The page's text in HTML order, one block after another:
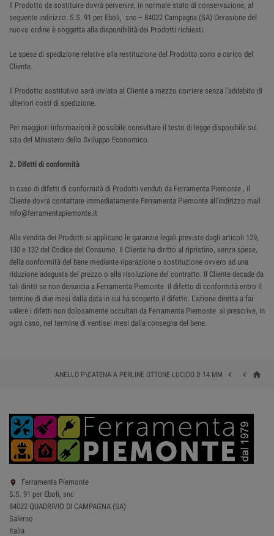
Il Prodotto da sostituire dovrà pervenire, in normale stato di conservazione, al
seguente indirizzo: S.S. 91 per Eboli, snc – 84022 Campagna (SA) L'evasione del
nuovo ordine è soggetta alla disponibilità dei Prodotti richiesti.
Le spese di spedizione relative alla restituzione del Prodotto sono a carico del
Cliente.
Il Prodotto sostitutivo sarà inviato al Cliente a mezzo corriere senza l'addebito di
ulteriori costi di spedizione.
Per maggiori informazioni è possibile consultare il testo di legge disponibile sul
sito del Ministero dello Sviluppo Economico.
2. Difetti di conformità
In caso di difetti di conformità di Prodotti venduti da Ferramenta Piemonte , il
Cliente dovrà contattare immediatamente Ferramenta Piemonte all'indirizzo mail
info@ferramentapiemonte.it
Alla vendita dei Prodotti si applicano le garanzie legali previste dagli articoli 129,
130 e 132 del Codice del Consumo. Il Cliente ha diritto al ripristino, senza spese,
della conformità del bene mediante riparazione o sostituzione ovvero ad una
riduzione adeguata del prezzo o alla risoluzione del contratto. Il Cliente decade da
tali diritti se non denuncia a Ferramenta Piemonte il difetto di conformità entro il
termine di due mesi dalla data in cui ha scoperto il difetto. L'azione diretta a far
valere i difetti non dolosamente occultati da Ferramenta Piemonte sì prescrive, in
ogni caso, nel termine di ventisei mesi dalla consegna del bene.
home


ANELLO P\CATENA A PERLINE OTTONE LUCIDO D 14 MM

Ferramenta Piemonte
S.S. 91 per Eboli, snc
84022 QUADRIVIO DI CAMPAGNA (SA)
Salerno
Italia